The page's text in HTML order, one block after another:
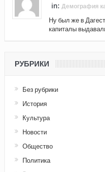
in: Демография
Ну был же в
капиталы
РУБРИКИ
Без рубрики
История
Культура
Новости
Общество
Политика